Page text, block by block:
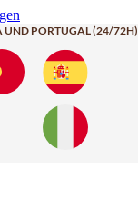
UND PORTUGAL (24/72H)